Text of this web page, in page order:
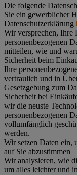
Die folgende
Sie ein gewerblicher
Datenschutzerklärung
Wir versprechen, Ihre
personenbezogenen
mitteilen, wie und
Sicherheit beim
Ihre
vertraulich und in
Gesetzgebung zum
Sicherheit bei
wir die neuste
personenbezogenen
vollumfänglich
werden.
Wir setzen Daten ein,
auf Sie abzustimmen
Wir analysieren, wie
um alles leichter und